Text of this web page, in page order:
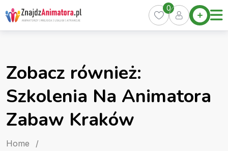
Skip
to
content
Home
Oferty
Kurs
0
Zobacz również:
Szkolenia Na Animatora
Zabaw Kraków
Home
/